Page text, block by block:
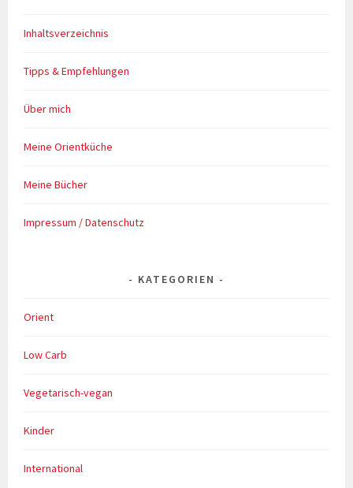
Inhaltsverzeichnis
Tipps & Empfehlungen
Über mich
Meine Orientküche
Meine Bücher
Impressum / Datenschutz
KATEGORIEN
Orient
Low Carb
Vegetarisch-vegan
Kinder
International